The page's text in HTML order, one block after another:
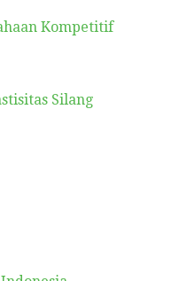
Kompetitif
Silang